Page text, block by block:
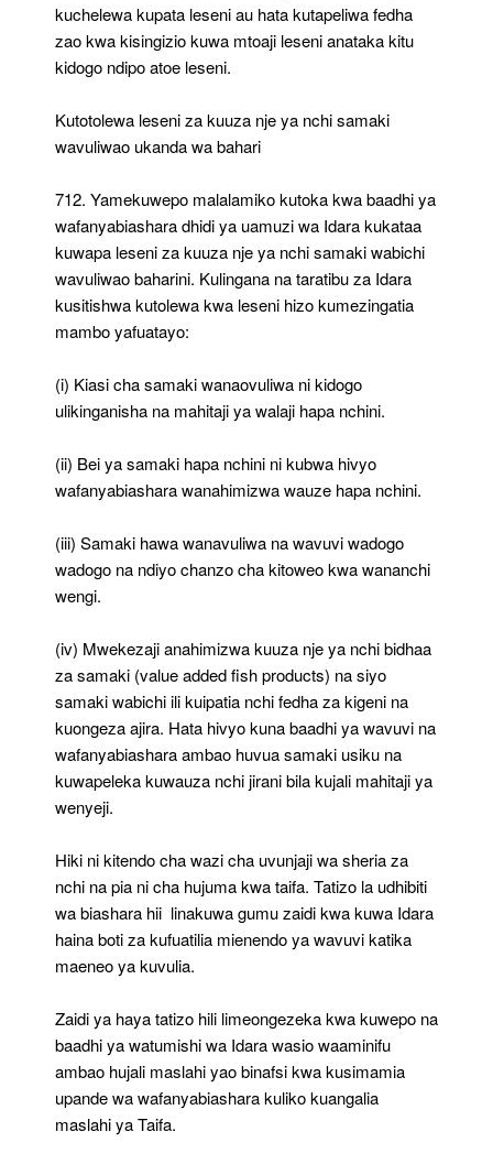
kuchelewa kupata leseni au hata kutapeliwa fedha
zao kwa kisingizio kuwa mtoaji leseni anataka kitu
kidogo ndipo atoe leseni.
Kutotolewa leseni za kuuza nje ya nchi samaki
wavuliwao ukanda wa bahari
712. Yamekuwepo malalamiko kutoka kwa baadhi ya
wafanyabiashara dhidi ya uamuzi wa Idara kukataa
kuwapa leseni za kuuza nje ya nchi samaki wabichi
wavuliwao baharini. Kulingana na taratibu za Idara
kusitishwa kutolewa kwa leseni hizo kumezingatia
mambo yafuatayo:
(i) Kiasi cha samaki wanaovuliwa ni kidogo
ulikinganisha na mahitaji ya walaji hapa nchini.
(ii) Bei ya samaki hapa nchini ni kubwa hivyo
wafanyabiashara wanahimizwa wauze hapa nchini.
(iii) Samaki hawa wanavuliwa na wavuvi wadogo
wadogo na ndiyo chanzo cha kitoweo kwa wananchi
wengi.
(iv) Mwekezaji anahimizwa kuuza nje ya nchi bidhaa
za samaki (value added fish products) na siyo
samaki wabichi ili kuipatia nchi fedha za kigeni na
kuongeza ajira. Hata hivyo kuna baadhi ya wavuvi na
wafanyabiashara ambao huvua samaki usiku na
kuwapeleka kuwauza nchi jirani bila kujali mahitaji ya
wenyeji.
Hiki ni kitendo cha wazi cha uvunjaji wa sheria za
nchi na pia ni cha hujuma kwa taifa. Tatizo la udhibiti
wa biashara hii linakuwa gumu zaidi kwa kuwa Idara
haina boti za kufuatilia mienendo ya wavuvi katika
maeneo ya kuvulia.
Zaidi ya haya tatizo hili limeongezeka kwa kuwepo na
baadhi ya watumishi wa Idara wasio waaminifu
ambao hujali maslahi yao binafsi kwa kusimamia
upande wa wafanyabiashara kuliko kuangalia
maslahi ya Taifa.